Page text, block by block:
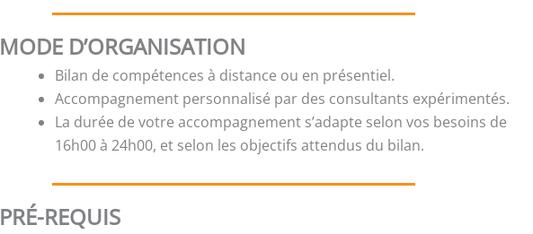
MODE D’ORGANISATION
Bilan de compétences à distance ou en présentiel.
Accompagnement personnalisé par des consultants expérimentés.
La durée de votre accompagnement s’adapte selon vos besoins de
16h00 à 24h00, et selon les objectifs attendus du bilan.
PRÉ-REQUIS